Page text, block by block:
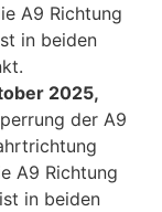
A9 Richtung
in beiden
2025,
der A9
A9 Richtung
in beiden